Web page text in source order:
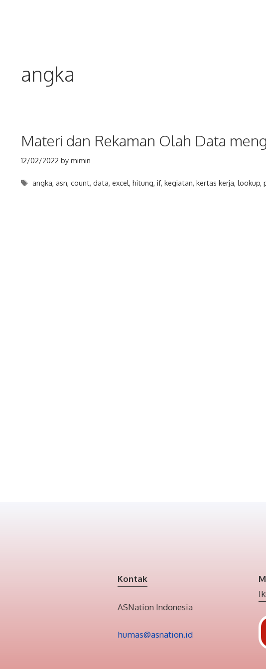
angka
Materi dan Rekaman Olah Data
12/02/2022 by mimin
Tags
angka,asn,count,data,excel,hitung,if,kegiatan,kertas kerja,lookup,
Kontak
ASNation Indonesia
humas@asnation.id